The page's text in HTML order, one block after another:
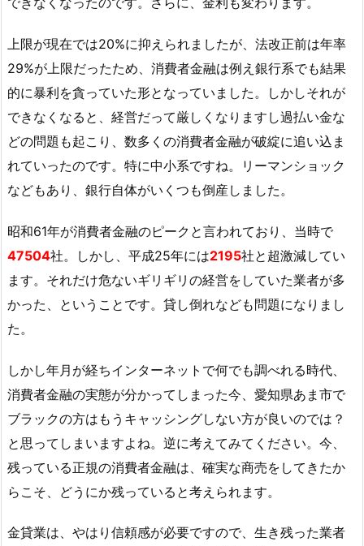
上限が現在では20%に抑えられましたが、法改正前は年率
29%が上限だったため、消費者金融は例え銀行系でも結果
的に暴利を貪っていた形となっていました。しかしそれが
できなくなると、経営だって厳しくなりますし過払い金な
どの問題も起こり、数多くの消費者金融が破綻に追い込ま
れていったのです。特に中小系ですね。リーマンショック
などもあり、銀行自体がいくつも倒産しました。
昭和61年が消費者金融のピークと言われており、当時で
47504社。しかし、平成25年には2195社と超激減してい
ます。それだけ危ないギリギリの経営をしていた業者が多
かった、ということです。貸し倒れなども問題になりまし
た。
しかし年月が経ちインターネットで何でも調べれる時代、
消費者金融の実態が分かってしまった今、愛知県あま市で
ブラックの方はもうキャッシングしない方が良いのでは？
と思ってしまいますよね。逆に考えてみてください。今、
残っている正規の消費者金融は、確実な商売をしてきたか
らこそ、どうにか残っていると考えられます。
金貸業は、やはり信頼感が必要ですので、生き残った業者